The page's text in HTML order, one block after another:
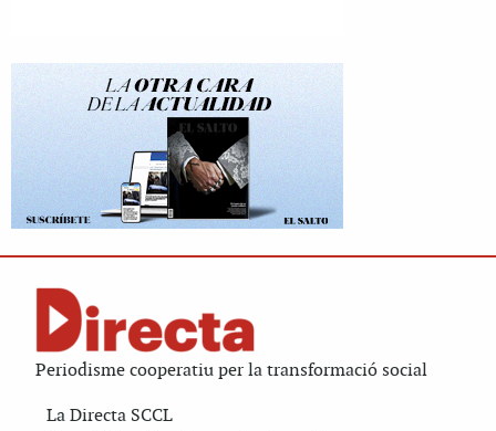
Periodisme cooperatiu per la transformació social
La Directa SCCL